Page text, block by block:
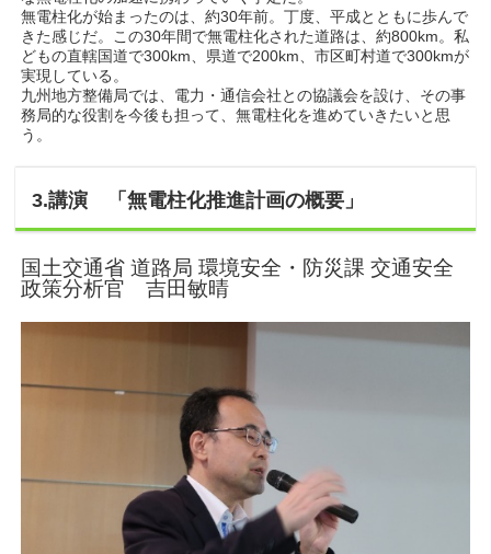
無電柱化が始まったのは、約30年前。丁度、平成とともに歩んで
きた感じだ。この30年間で無電柱化された道路は、約800km。私
どもの直轄国道で300km、県道で200km、市区町村道で300kmが
実現している。
九州地方整備局では、電力・通信会社との協議会を設け、その事
務局的な役割を今後も担って、無電柱化を進めていきたいと思
う。
3.講演 「無電柱化推進計画の概要」
国土交通省 道路局 環境安全・防災課 交通安全
政策分析官 吉田敏晴